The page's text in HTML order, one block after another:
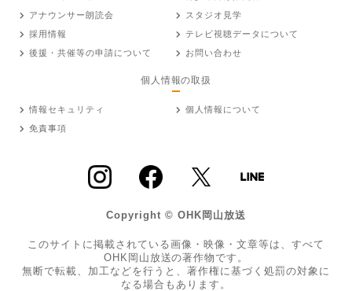
アナウンサー朗読会
スタジオ見学
採用情報
テレビ視聴データについて
後援・共催等の申請について
お問い合わせ
個人情報の取扱
情報セキュリティ
個人情報について
免責事項
Copyright © OHK岡山放送
このサイトに掲載されている画像・映像・文章等は、すべて
OHK岡山放送の著作物です。
無断で転載、加工などを行うと、著作権に基づく処罰の対象に
なる場合もあります。